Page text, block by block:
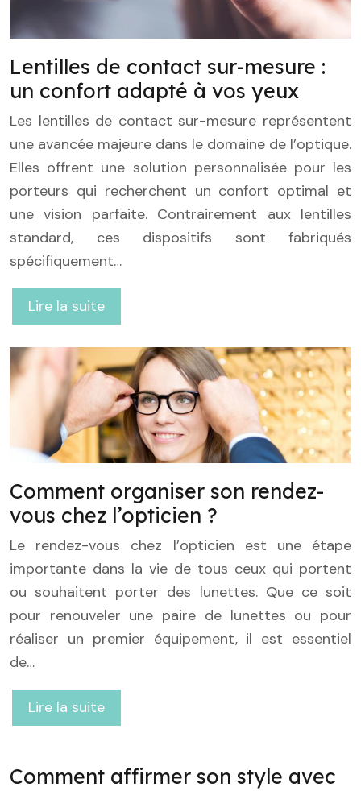
Lentilles de contact sur-mesure :
un confort adapté à vos yeux
Les lentilles de contact sur-mesure représentent
une avancée majeure dans le domaine de l’optique.
Elles offrent une solution personnalisée pour les
porteurs qui recherchent un confort optimal et
une vision parfaite. Contrairement aux lentilles
standard, ces dispositifs sont fabriqués
spécifiquement…
Lire la suite
Comment organiser son rendez-
vous chez l’opticien ?
Le rendez-vous chez l’opticien est une étape
importante dans la vie de tous ceux qui portent
ou souhaitent porter des lunettes. Que ce soit
pour renouveler une paire de lunettes ou pour
réaliser un premier équipement, il est essentiel
de…
Lire la suite
Comment affirmer son style avec